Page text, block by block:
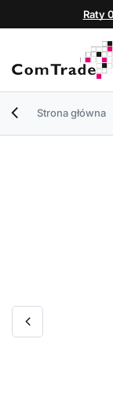
Raty
Strona główna